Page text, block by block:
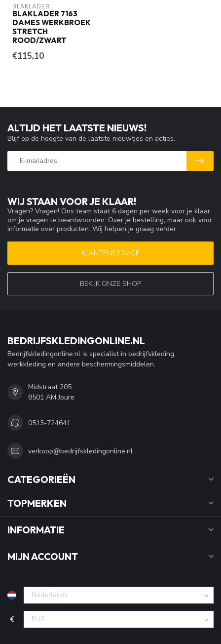
BLAKLADER
BLAKLADER 7163
DAMES WERKBROEK
STRETCH
ROOD/ZWART
€115,10
WIJ STAAN VOOR JE KLAAR!
Vragen? Vragen! Ons team staat 6 dagen per week voor je klaar
om je vragen te beantwoorden. Over je bestelling, maar ook voor
informatie over producten. Wij helpen je graag verder.
KLANTENSERVICE
BEKIJK ONZE SHOP
ALTIJD HET LAATSTE NIEUWS!
Blijf op de hoogte van de laatste nieuwtjes en acties.
BEDRIJFSKLEDINGONLINE.NL
Bedrijfskledingonline.nl is specialist in bedrijfskleding,
werkkleding en andere beschermingsmiddelen.
Midstraat 205
8501 AM Joure
0513-724641
verkoop@bedrijfskledingonline.nl
CATEGORIEËN
TOPMERKEN
INFORMATIE
MIJN ACCOUNT
€